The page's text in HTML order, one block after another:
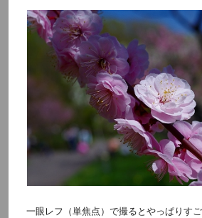
一眼レフ（単焦点）で撮るとやっぱりすご